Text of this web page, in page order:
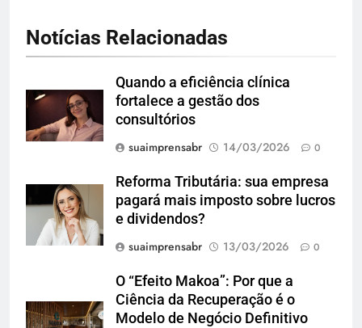
Notícias Relacionadas
Quando a eficiência clínica
fortalece a gestão dos
consultórios
suaimprensabr
14/03/2026 0
Reforma Tributária: sua empresa
pagará mais imposto sobre lucros
e dividendos?
suaimprensabr
13/03/2026 0
O “Efeito Makoa”: Por que a
Ciência da Recuperação é o
Modelo de Negócio Definitivo